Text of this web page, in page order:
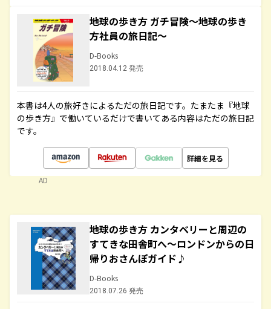
地球の歩き方 ガチ冒険～地球の歩き
方社員の旅日記～
D-Books
2018.04.12 発売
本書は4人の旅好きによるただの旅日記です。たまたま『地球
の歩き方』で働いているだけで書いてある内容はただの旅日記
です。
詳細を見る
AD
地球の歩き方 カンタベリーと周辺の
すてきな田舎町へ～ロンドンからの日
帰りおさんぽガイド♪
D-Books
2018.07.26 発売